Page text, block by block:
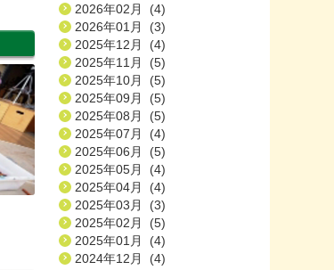
2026年02月 (4)
2026年01月 (3)
2025年12月 (4)
2025年11月 (5)
2025年10月 (5)
2025年09月 (5)
2025年08月 (5)
2025年07月 (4)
2025年06月 (5)
2025年05月 (4)
2025年04月 (4)
2025年03月 (3)
2025年02月 (5)
2025年01月 (4)
2024年12月 (4)